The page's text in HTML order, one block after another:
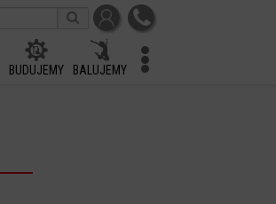
BUDUJEMY BALUJEMY